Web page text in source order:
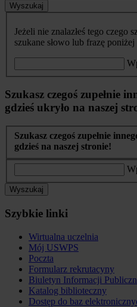
Wyszukaj
Jeżeli nie znalazłeś tego czego
szukane słowo lub frazę poniżej
Szukasz czegoś zupełnie
gdzieś ukryło na naszej
Szukasz czegoś zupełnie
gdzieś na naszej stronie!
Wyszukaj
Szybkie linki
Wirtualna uczelnia
Mój USWPS
Poczta
Formularz rekrutacyny
Biuletyn Informacji
Katalog biblioteczny
Dostęp do baz